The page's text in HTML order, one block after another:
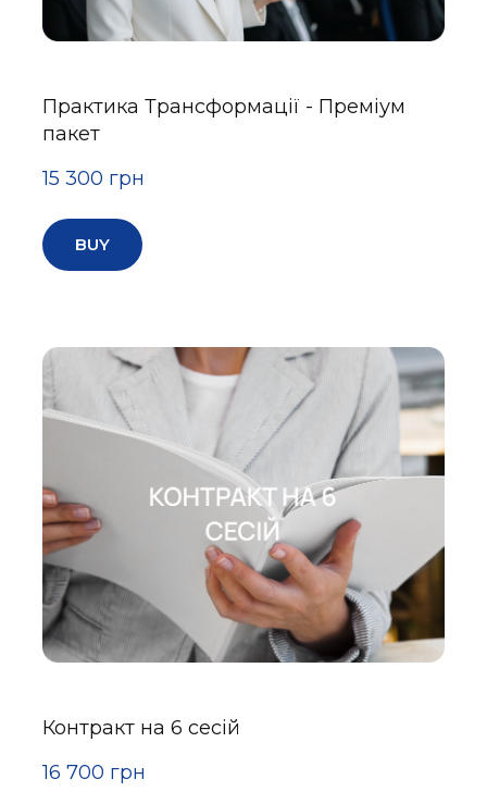
Практика Трансформації - Преміум
пакет
15 300 грн
BUY
Контракт на 6 сесій
16 700 грн